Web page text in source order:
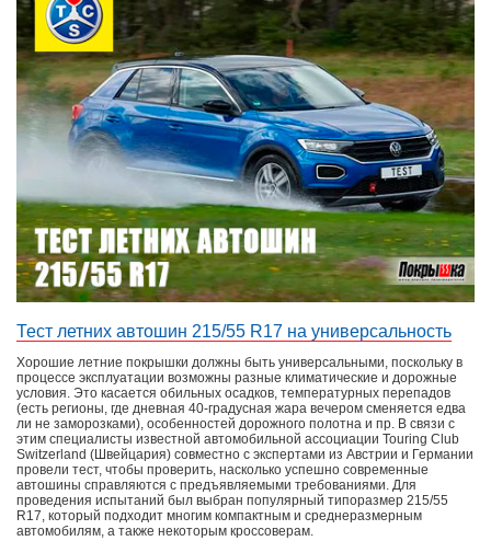
Тест летних автошин 215/55 R17 на универсальность
Хорошие летние покрышки должны быть универсальными, поскольку в
процессе эксплуатации возможны разные климатические и дорожные
условия. Это касается обильных осадков, температурных перепадов
(есть регионы, где дневная 40-градусная жара вечером сменяется едва
ли не заморозками), особенностей дорожного полотна и пр. В связи с
этим специалисты известной автомобильной ассоциации Touring Club
Switzerland (Швейцария) совместно с экспертами из Австрии и Германии
провели тест, чтобы проверить, насколько успешно современные
автошины справляются с предъявляемыми требованиями. Для
проведения испытаний был выбран популярный типоразмер 215/55
R17, который подходит многим компактным и среднеразмерным
автомобилям, а также некоторым кроссоверам.